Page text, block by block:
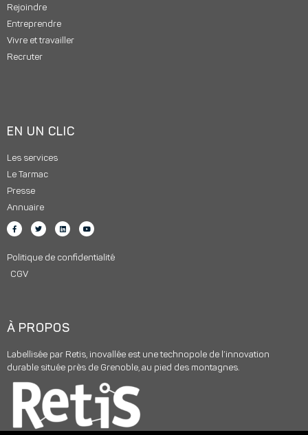
Rejoindre
Entreprendre
Vivre et travailler
Recruter
EN UN CLIC
Les services
Le Tarmac
Presse
Annuaire
Politique de confidentialité
CGV
À PROPOS
Labellisée par Retis, inovallée est une technopole de l’innovation
durable située près de Grenoble, au pied des montagnes.